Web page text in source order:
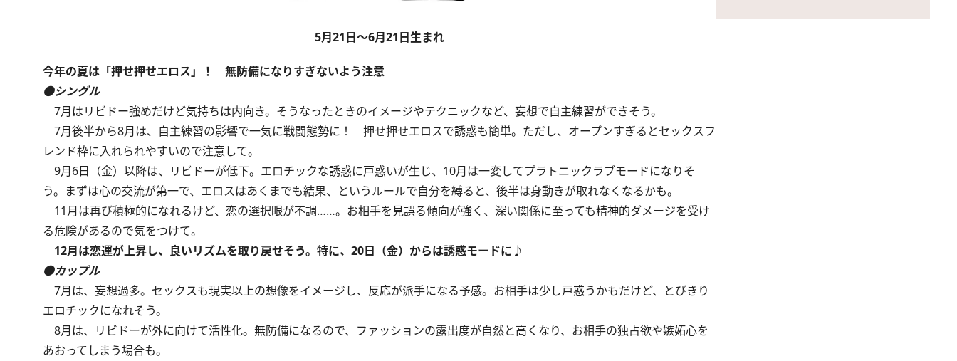
5月21日～6月21日生まれ
今年の夏は「押せ押せエロス」！ 無防備になりすぎないよう注意
●シングル
7月はリビドー強めだけど気持ちは内向き。そうなったときのイメージやテクニックなど、妄想で自主練習ができそう。
7月後半から8月は、自主練習の影響で一気に戦闘態勢に！ 押せ押せエロスで誘惑も簡単。ただし、オープンすぎるとセックスフ
レンド枠に入れられやすいので注意して。
9月6日（金）以降は、リビドーが低下。エロチックな誘惑に戸惑いが生じ、10月は一変してプラトニックラブモードになりそ
う。まずは心の交流が第一で、エロスはあくまでも結果、というルールで自分を縛ると、後半は身動きが取れなくなるかも。
11月は再び積極的になれるけど、恋の選択眼が不調……。お相手を見誤る傾向が強く、深い関係に至っても精神的ダメージを受け
る危険があるので気をつけて。
12月は恋運が上昇し、良いリズムを取り戻せそう。特に、20日（金）からは誘惑モードに♪
●カップル
7月は、妄想過多。セックスも現実以上の想像をイメージし、反応が派手になる予感。お相手は少し戸惑うかもだけど、とびきり
エロチックになれそう。
8月は、リビドーが外に向けて活性化。無防備になるので、ファッションの露出度が自然と高くなり、お相手の独占欲や嫉妬心を
あおってしまう場合も。